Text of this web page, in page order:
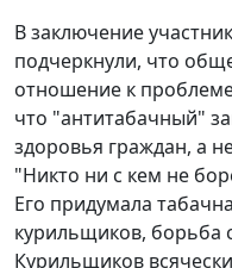
В заключение
подчеркнули, что
отношение к
что "антитабачный"
здоровья граждан, а
"Никто ни с кем не
Его придумала
курильщиков, борьба
Курильщиков